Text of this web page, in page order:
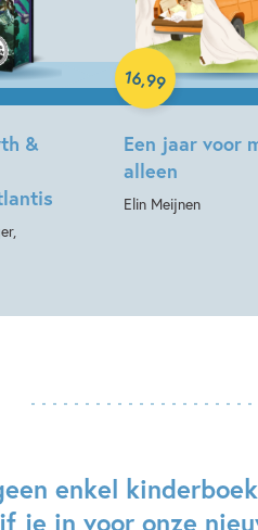
&
Een jaar voor
alleen
Elin Meijnen
16,99
Paperback
enkel
je in voor onze